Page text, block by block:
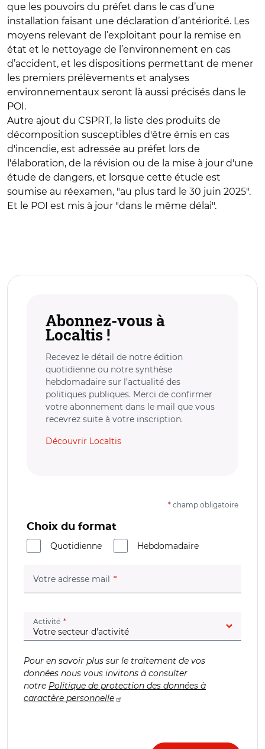
que les pouvoirs du préfet dans le cas d’une
installation faisant une déclaration d’antériorité. Les
moyens relevant de l’exploitant pour la remise en
état et le nettoyage de l’environnement en cas
d’accident, et les dispositions permettant de mener
les premiers prélèvements et analyses
environnementaux seront là aussi précisés dans le
POI.
Autre ajout du CSPRT, la liste des produits de
décomposition susceptibles d'être émis en cas
d'incendie, est adressée au préfet lors de
l'élaboration, de la révision ou de la mise à jour d'une
étude de dangers, et lorsque cette étude est
soumise au réexamen, "au plus tard le 30 juin 2025".
Et le POI est mis à jour "dans le même délai".
Abonnez-vous à
Localtis !
Recevez le détail de notre édition
quotidienne ou notre synthèse
hebdomadaire sur l’actualité des
politiques publiques. Merci de confirmer
votre abonnement dans le mail que vous
recevrez suite à votre inscription.
Découvrir Localtis
* champ obligatoire
Choix du format
Quotidienne
Hebdomadaire
Votre adresse mail (champ obligatoire)
Activité (champ obligatoire)
Pour en savoir plus sur le traitement de vos
données nous vous invitons à consulter
notre Politique de protection des données à
caractère personnelle